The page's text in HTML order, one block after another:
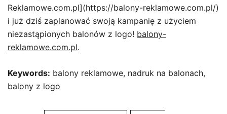
Reklamowe.com.pl](https://balony-reklamowe.com.pl/)
i już dziś zaplanować swoją kampanię z użyciem
niezastąpionych balonów z logo! balony-
reklamowe.com.pl.
Keywords: balony reklamowe, nadruk na balonach,
balony z logo